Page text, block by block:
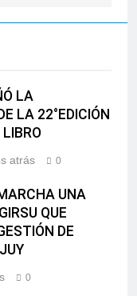
LA
LA 22°EDICIÓN
LIBRO
atrás 0
UNA
QUE
DE
0